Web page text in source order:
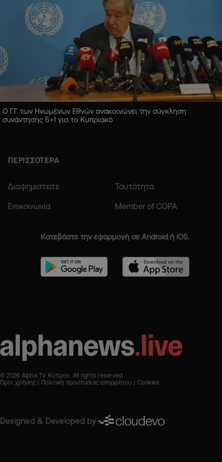
Ο ΓΓ των Ηνωμένων Εθνών ανακοινώνει την σύγκληση
συνάντησης 5+1 για το Κυπριακό
ΠΕΡΙΣΣΟΤΕΡΑ
Διαφημιστείτε Ταυτότητα
Επικοινωνία Member of COPA
Κατεβάστε την εφαρμογή σε Android ή iOS.
© 2026 Alpha TV Κύπρου. All rights reserved
Όροι χρήσης
Πολιτική προστασίας απορρήτου Cookies
Designed & Developed by